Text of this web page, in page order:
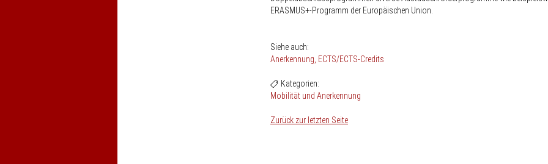
ERASMUS+-Programm der Europäischen Union.
Siehe auch:
Anerkennung ECTS/ECTS-Credits
Kategorien:
Mobilität und Anerkennung
Zurück zur letzten Seite